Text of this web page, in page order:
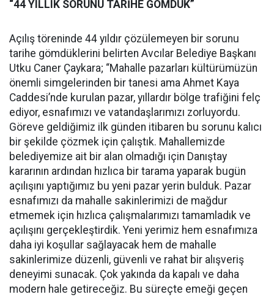
“44 YILLIK SORUNU TARİHE GÖMDÜK”
Açılış töreninde 44 yıldır çözülemeyen bir sorunu
tarihe gömdüklerini belirten Avcılar Belediye Başkanı
Utku Caner Çaykara; “Mahalle pazarları kültürümüzün
önemli simgelerinden bir tanesi ama Ahmet Kaya
Caddesi’nde kurulan pazar, yıllardır bölge trafiğini felç
ediyor, esnafımızı ve vatandaşlarımızı zorluyordu.
Göreve geldiğimiz ilk günden itibaren bu sorunu kalıcı
bir şekilde çözmek için çalıştık. Mahallemizde
belediyemize ait bir alan olmadığı için Danıştay
kararının ardından hızlıca bir tarama yaparak bugün
açılışını yaptığımız bu yeni pazar yerin bulduk. Pazar
esnafımızı da mahalle sakinlerimizi de mağdur
etmemek için hızlıca çalışmalarımızı tamamladık ve
açılışını gerçekleştirdik. Yeni yerimiz hem esnafımıza
daha iyi koşullar sağlayacak hem de mahalle
sakinlerimize düzenli, güvenli ve rahat bir alışveriş
deneyimi sunacak. Çok yakında da kapalı ve daha
modern hale getireceğiz. Bu süreçte emeği geçen